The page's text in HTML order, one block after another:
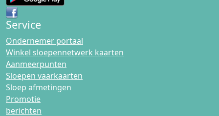
Service
Ondernemer portaal
Winkel sloepennetwerk kaarten
Aanmeerpunten
Sloepen vaarkaarten
Sloep afmetingen
Promotie
berichten